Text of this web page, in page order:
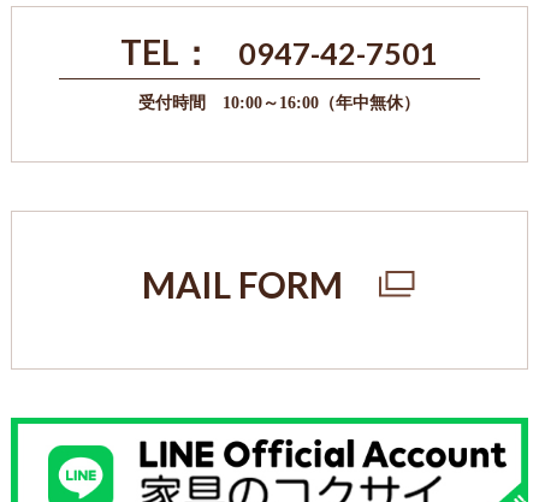
TEL： 0947-42-7501
受付時間 10:00～16:00（年中無休）
MAIL FORM